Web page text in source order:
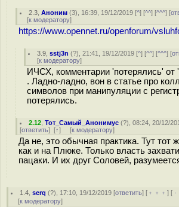
2.3 ,Аноним (3), 16:39, 19/12/2019 [^] [^^] [^^^] [
[к модератору]
https://www.opennet.ru/openforum/
3.9 ,sstj3n (?), 21:41, 19/12/2019 [^] [^^] [^^^] [
[к модератору]
ИЧСХ, комментарии 'потерялись' от
. Ладно-ладно, вон в статье про
символов при манипуляции с
потерялись.
2.12 ,Тот_Самый_Анонимус (?), 08:24, 20/12/
[ответить] [↑] [к модератору]
Да не, это обычная практика. Тут тот
как и на Плюке. Только власть
пацаки. И их друг Соловей,
1.4 ,serq (?), 17:10, 19/12/2019 [ответить] [ ﹢﹢﹢] [ ·
[к модератору]